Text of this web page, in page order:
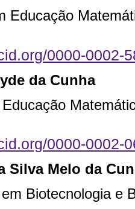
Educação
0000-0002-
da Cunha
0000-0002-
Silva Melo da
Biotecnologia e